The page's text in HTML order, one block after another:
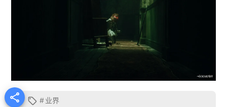
  #业界